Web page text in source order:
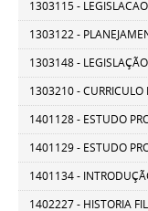
1303115 -
1303122 -
1303148 -
1303210 - CURRICULO
1401128 - ESTUDO
1401129 - ESTUDO
1401134 -
1402227 - HISTORIA